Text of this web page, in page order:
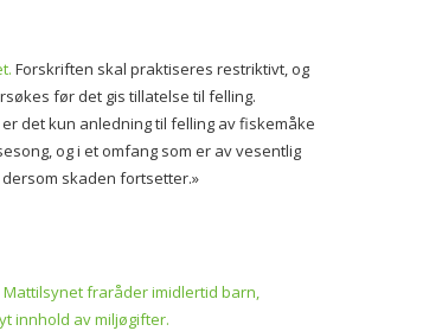
Forskriften skal praktiseres restriktivt, og
før det gis tillatelse til felling.
det kun anledning til felling av fiskemåke
og i et omfang som er av vesentlig
skaden fortsetter.»
Mattilsynet fraråder imidlertid barn,
innhold av miljøgifter.